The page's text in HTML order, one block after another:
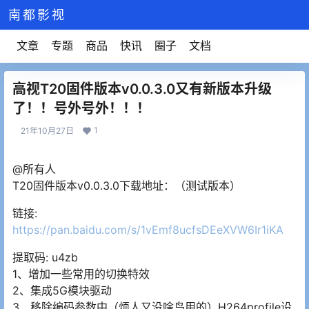
南都影视
文章 专题 商品 快讯 圈子 文档
高视T20固件版本v0.0.3.0又有新版本升级
了！！号外号外！！！
21年10月27日 1
@所有人
T20固件版本v0.0.3.0下载地址：（测试版本）
链接:
https://pan.baidu.com/s/1vEmf8ucfsDEeXVW6Ir1iKA
提取码: u4zb
1、增加一些常用的切换特效
2、集成5G模块驱动